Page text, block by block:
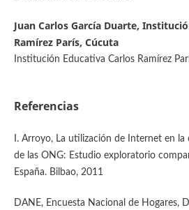
Juan Carlos García Duarte,
Ramírez París, Cúcuta
Institución Educativa Carlos Ramírez
Referencias
I. Arroyo, La utilización de Internet en
de las ONG: Estudio exploratorio
España. Bilbao, 2011
DANE, Encuesta Nacional de Hogares,